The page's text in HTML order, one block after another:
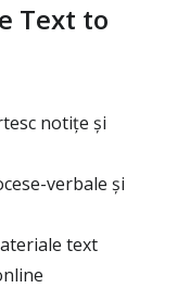
Text to
notițe și
verbale și
text